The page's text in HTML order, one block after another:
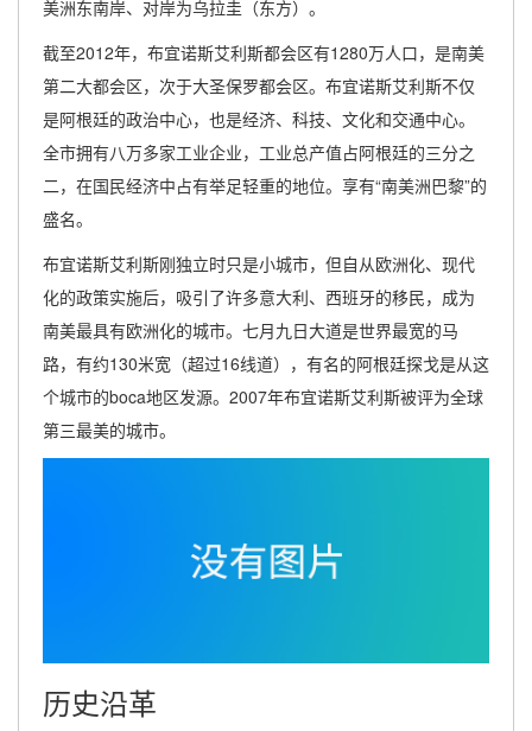
美洲东南岸、对岸为乌拉圭（东方）。
截至2012年，布宜诺斯艾利斯都会区有1280万人口，是南美
第二大都会区，次于大圣保罗都会区。布宜诺斯艾利斯不仅
是阿根廷的政治中心，也是经济、科技、文化和交通中心。
全市拥有八万多家工业企业，工业总产值占阿根廷的三分之
二，在国民经济中占有举足轻重的地位。享有“南美洲巴黎”的
盛名。
布宜诺斯艾利斯刚独立时只是小城市，但自从欧洲化、现代
化的政策实施后，吸引了许多意大利、西班牙的移民，成为
南美最具有欧洲化的城市。七月九日大道是世界最宽的马
路，有约130米宽（超过16线道），有名的阿根廷探戈是从这
个城市的boca地区发源。2007年布宜诺斯艾利斯被评为全球
第三最美的城市。
历史沿革